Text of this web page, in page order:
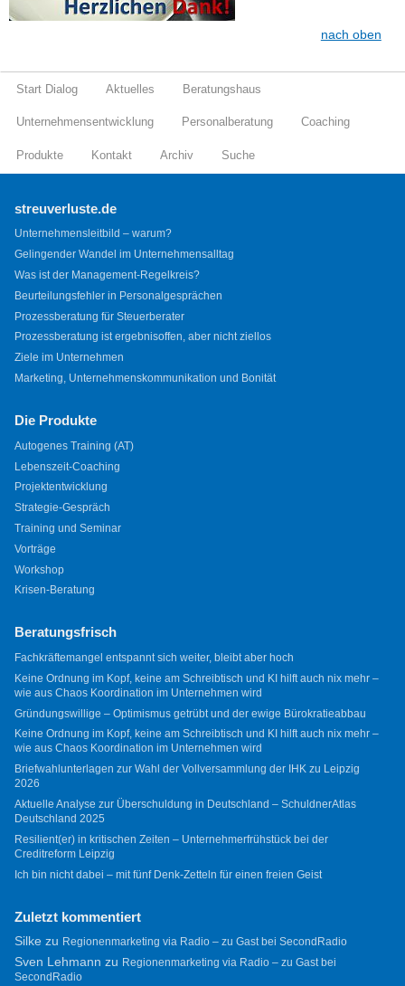
nach oben
Start Dialog Aktuelles Beratungshaus
Unternehmensentwicklung Personalberatung Coaching
Produkte Kontakt Archiv Suche
streuverluste.de
Unternehmensleitbild – warum?
Gelingender Wandel im Unternehmensalltag
Was ist der Management-Regelkreis?
Beurteilungsfehler in Personalgesprächen
Prozessberatung für Steuerberater
Prozessberatung ist ergebnisoffen, aber nicht ziellos
Ziele im Unternehmen
Marketing, Unternehmenskommunikation und Bonität
Die Produkte
Autogenes Training (AT)
Lebenszeit-Coaching
Projektentwicklung
Strategie-Gespräch
Training und Seminar
Vorträge
Workshop
Krisen-Beratung
Beratungsfrisch
Fachkräftemangel entspannt sich weiter, bleibt aber hoch
Keine Ordnung im Kopf, keine am Schreibtisch und KI hilft auch nix mehr –
wie aus Chaos Koordination im Unternehmen wird
Gründungswillige – Optimismus getrübt und der ewige Bürokratieabbau
Keine Ordnung im Kopf, keine am Schreibtisch und KI hilft auch nix mehr –
wie aus Chaos Koordination im Unternehmen wird
Briefwahlunterlagen zur Wahl der Vollversammlung der IHK zu Leipzig
2026
Aktuelle Analyse zur Überschuldung in Deutschland – SchuldnerAtlas
Deutschland 2025
Resilient(er) in kritischen Zeiten – Unternehmerfrühstück bei der
Creditreform Leipzig
Ich bin nicht dabei – mit fünf Denk-Zetteln für einen freien Geist
Zuletzt kommentiert
Silkezu Regionenmarketing via Radio – zu Gast bei SecondRadio
Sven Lehmann zu Regionenmarketing via Radio – zu Gast bei
SecondRadio